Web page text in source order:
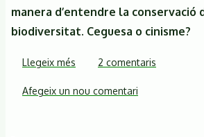
manera d’entendre la conservació
biodiversitat. Ceguesa o cinisme?
Llegeix més sobre
la
2 comentaris
Afegeix un nou comentari